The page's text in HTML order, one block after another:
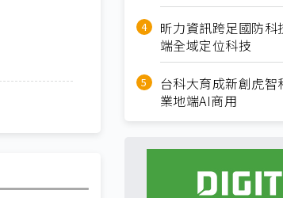
昕力資訊跨足國防
端全域定位科技
台科大育成新創虎智
業地端AI商用